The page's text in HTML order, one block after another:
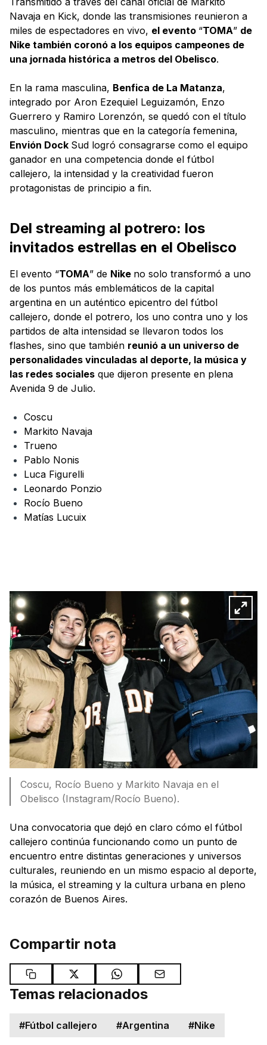
Navaja en Kick, donde las transmisiones reunieron a
miles de espectadores en vivo, el evento “TOMA” de
Nike también coronó a los equipos campeones de
una jornada histórica a metros del Obelisco.
En la rama masculina, Benfica de La Matanza,
integrado por Aron Ezequiel Leguizamón, Enzo
Guerrero y Ramiro Lorenzón, se quedó con el título
masculino, mientras que en la categoría femenina,
Envión Dock Sud logró consagrarse como el equipo
ganador en una competencia donde el fútbol
callejero, la intensidad y la creatividad fueron
protagonistas de principio a fin.
Del streaming al potrero: los
invitados estrellas en el Obelisco
El evento “TOMA” de Nike no solo transformó a uno
de los puntos más emblemáticos de la capital
argentina en un auténtico epicentro del fútbol
callejero, donde el potrero, los uno contra uno y los
partidos de alta intensidad se llevaron todos los
flashes, sino que también reunió a un universo de
personalidades vinculadas al deporte, la música y
las redes sociales que dijeron presente en plena
Avenida 9 de Julio.
Coscu
Markito Navaja
Trueno
Pablo Nonis
Luca Figurelli
Leonardo Ponzio
Rocío Bueno
Matías Lucuix
Coscu, Rocío Bueno y Markito Navaja en el
Obelisco (Instagram/Rocío Bueno).
Una convocatoria que dejó en claro cómo el fútbol
callejero continúa funcionando como un punto de
encuentro entre distintas generaciones y universos
culturales, reuniendo en un mismo espacio al deporte,
la música, el streaming y la cultura urbana en pleno
corazón de Buenos Aires.
Compartir nota
Temas relacionados
#Fútbol callejero #Argentina #Nike